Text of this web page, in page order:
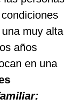
muy alta
años
en una